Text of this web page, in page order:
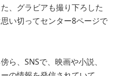
、グラビアも撮り下ろした
い切ってセンター8ページで
ら、SNSで、映画や小説、